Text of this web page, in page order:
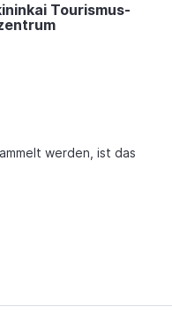
Tourismus-
werden, ist das